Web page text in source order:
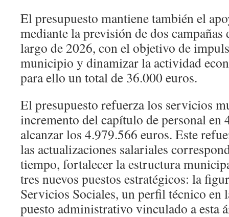
El presupuesto mantiene también el
mediante la previsión de dos
largo de 2026, con el objetivo de
municipio y dinamizar la actividad
para ello un total de 36.000 euros.
El presupuesto refuerza los servicios
incremento del capítulo de personal en
alcanzar los 4.979.566 euros. Este
las actualizaciones salariales
tiempo, fortalecer la estructura
tres nuevos puestos estratégicos: la
Servicios Sociales, un perfil técnico en
puesto administrativo vinculado a esta